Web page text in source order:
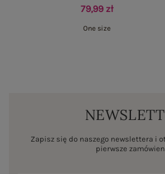
79,99 zł
One size
Zapisz się do naszego newslettera i
pierwsze